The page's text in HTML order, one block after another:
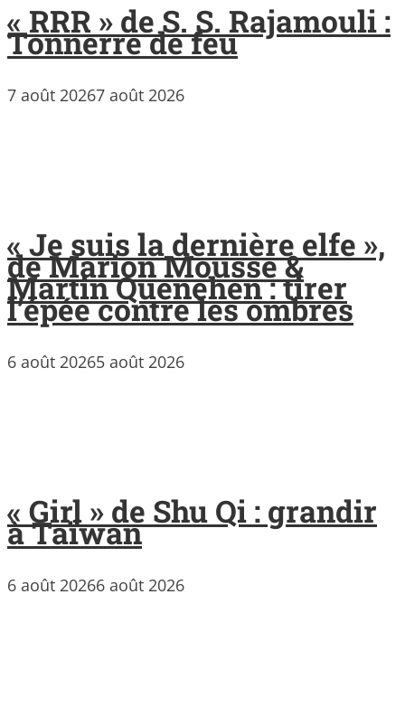
« RRR » de S. S. Rajamouli :
Tonnerre de feu
7 août 20267 août 2026
« Je suis la dernière elfe »,
de Marion Mousse &
Martin Quenehen : tirer
l’épée contre les ombres
6 août 20265 août 2026
« Girl » de Shu Qi : grandir
à Taïwan
6 août 20266 août 2026